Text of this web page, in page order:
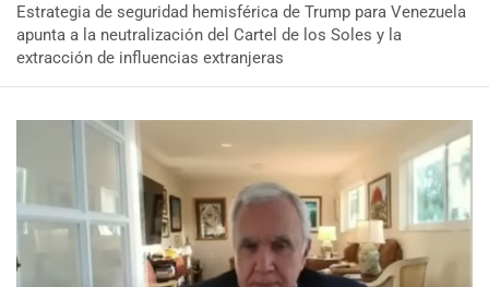
Estrategia de seguridad hemisférica de Trump para Venezuela
apunta a la neutralización del Cartel de los Soles y la
extracción de influencias extranjeras